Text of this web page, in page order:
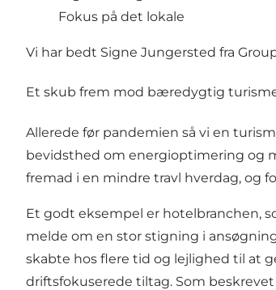
Fokus på det lokale
Vi har bedt Signe Jungersted fra
Et skub frem mod bæredygtig
Allerede før pandemien så vi en
bevidsthed om energioptimering og
fremad i en mindre travl hverdag, og
Et godt eksempel er hotelbranchen,
melde om en stor stigning i
skabte hos flere tid og lejlighed til at
driftsfokuserede tiltag. Som beskrevet